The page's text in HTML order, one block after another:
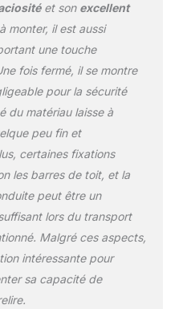
et son excellent
monter, il est aussi
une touche
fois fermé, il se montre
pour la sécurité
du matériau laisse à
peu fin et
certaines fixations
les barres de toit, et la
peut être un
lors du transport
Malgré ces aspects,
intéressante pour
sa capacité de